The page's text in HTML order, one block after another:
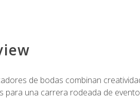
de bodas combinan
para una carrera rodeada de